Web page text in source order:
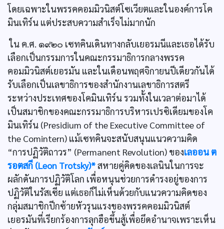
โดยเฉพาะในพรรคคอมมิวนิสต์โซเวียตและในองค์การโค
มินเทิร์น แต่ประสบความสำเร็จไม่มากนัก
ใน ค.ศ. ๑๙๒๐ เซทคินเดินทางกลับเยอรมนีและเธอได้รับ
เลือกเป็นกรรมการในคณะกรรมาธิการกลางพรรค
คอมมิวนิสต์เยอรมัน และในเดือนพฤศจิกายนปีเดียวกันได้
รับเลือกเป็นเลขาธิการของสำนักงานเลขาธิการสตรี
ระหว่างประเทศของโคมินเทิร์น รวมทั้งในเวลาต่อมาได้
เป็นสมาชิกของคณะกรรมาธิการบริหารเปรซิเดียมของโค
มินเทิร์น (Presidium of the Executive Committee of
the Comintern) แม้เซทคินจะสนับสนุนแนวความคิด
“การปฏิวัติถาวร” (Permanent Revolution) ของเลออน ต
รอตสกี (Leon Trotsky)*สหายคู่คิดของเลนินในการจะ
ผลักดันการปฏิวัติโลก เพื่อหนุนช่วยการดำรงอยู่ของการ
ปฏิวัติในรัสเซีย แต่เธอก็ไม่เห็นด้วยกับแนวความคิดของ
กลุ่มสมาชิกปีกซ้ายหัวรุนแรงของพรรคคอมมิวนิสต์
เยอรมันที่เรียกร้องการลุกฮือขึ้นสู้เพื่อยึดอำนาจเพราะเห็น